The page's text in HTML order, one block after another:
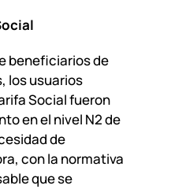
beneficiarios de
los usuarios
Social fueron
en el nivel N2 de
de
con la normativa
que se